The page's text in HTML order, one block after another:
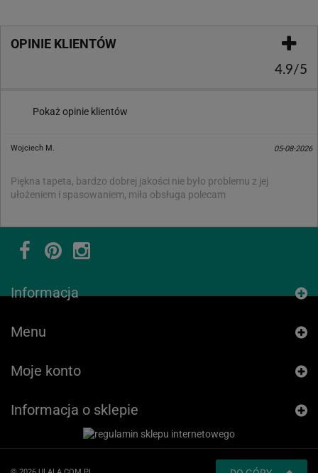
OPINIE KLIENTÓW
4.9/5
Pokaż opinie klientów
Wojciech M. 05-08-2026
Piękna tapeta, bardzo dobrej jakości nie było problemu z jej
ułożeniem i spasowaniem, miła obsługa polecam
Informacja
Menu
Moje konto
Informacja o sklepie